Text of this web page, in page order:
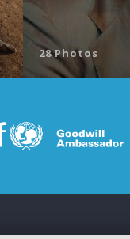
28 Photos